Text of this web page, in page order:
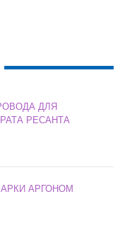
ДЛЯ
РЕСАНТА
АРГОНОМ